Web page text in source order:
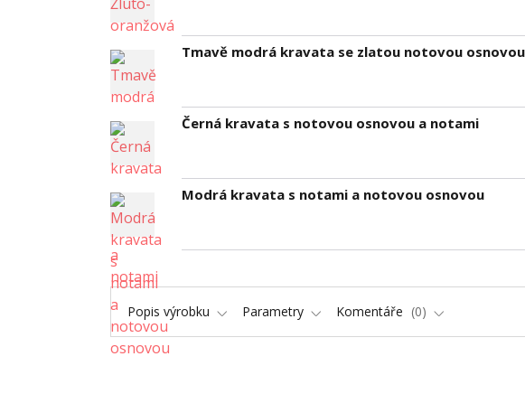
Tmavě modrá kravata se zlatou notovou osnovou
Černá kravata s notovou osnovou a notami
Modrá kravata s notami a notovou osnovou
Popis výrobku Parametry Komentáře 0